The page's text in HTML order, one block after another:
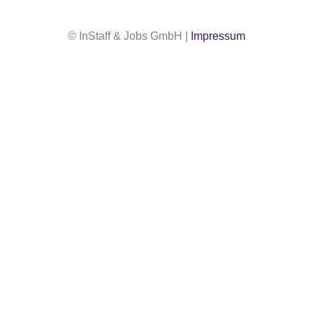
© InStaff & Jobs GmbH | Impressum